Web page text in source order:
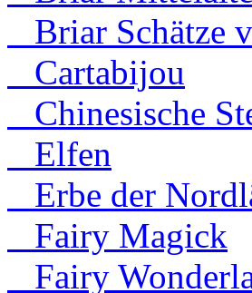
Briar Schätze
Cartabijou
Chinesische
Elfen
Erbe der
Fairy Magick
Fairy